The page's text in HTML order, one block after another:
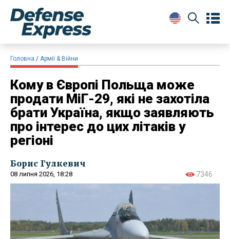
Головна Армії & Війни
Кому в Європі Польща може
продати МіГ-29, які не захотіла
брати Україна, якщо заявляють
про інтерес до цих літаків у
регіоні
Борис Гулкевич
08 липня 2026, 18:28 7346